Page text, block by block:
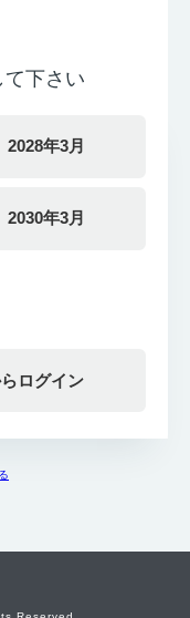
て下さい
2028年3月
2030年3月
ログイン